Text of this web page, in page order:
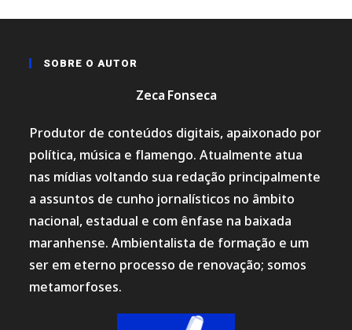
APOIO
ENCONTRO
DE
REFORÇA
ESTRATÉGIA
PARA
TRANSFORMAR
O
POTENCIAL
TURÍSTICO
DA
EM
RENDA
E
NOVAS
OPORTUNIDADES*
SOBRE O AUTOR
Zeca Fonseca
Produtor de conteúdos digitais, apaixonado por
política, música e flamengo. Atualmente atua
nas mídias voltando sua redação principalmente
a assuntos de cunho jornalísticos no âmbito
nacional, estadual e com ênfase na baixada
maranhense. Ambientalista de formação e um
ser em eterno processo de renovação; somos
metamorfoses.